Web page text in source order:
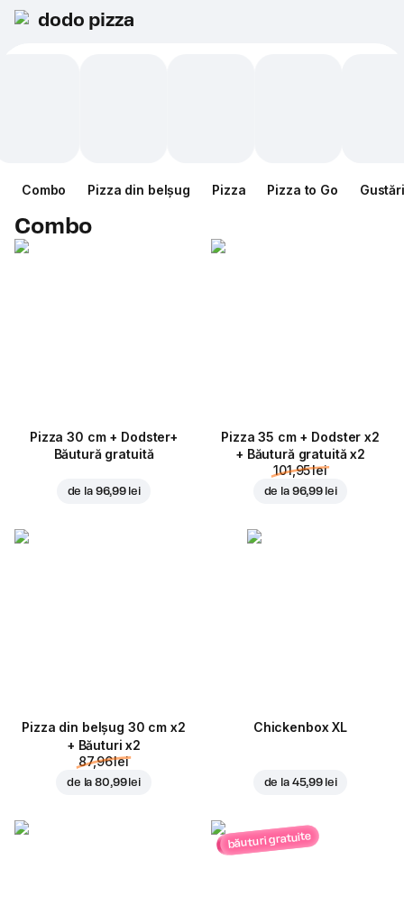
dodo pizza
Combo Pizza din belșug Pizza Pizza to Go Gustări
Combo
Pizza 30 cm + Dodster+
Băutură gratuită
de la 96,99 lei
Pizza 35 cm + Dodster x2
+ Băutură gratuită x2
101,95 lei
de la 96,99 lei
Pizza din belșug 30 cm x2
+ Băuturi x2
87,96 lei
de la80,99 lei
Chickenbox XL
de la 45,99 lei
băuturi gratuite